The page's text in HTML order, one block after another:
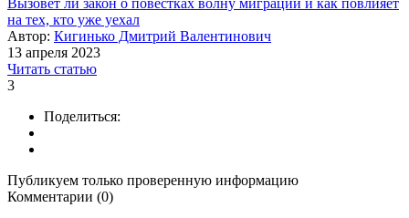
на тех, кто уже уехал
Автор: Кигинько Дмитрий Валентинович
13 апреля 2023
Читать статью
3
Поделиться:
Публикуем только проверенную информацию
Комментарии (0)